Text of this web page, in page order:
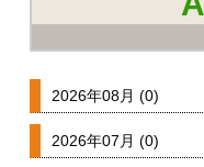
2026年08月 (0)
2026年07月 (0)